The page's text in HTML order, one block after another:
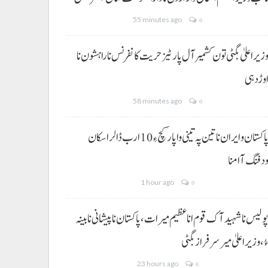
55 minutes ago 0
وزیر اعلیٰ بگٹی تون کشمیر آل پارٹیز حریت کانفرنس نا راہشون نا
اوڑدہی
58 minutes ago 0
پاکستان و ایران نا تین پہ تینی واپار کچ ءِ 10 ارب ڈالر اسکان
ودفنگ آ امنا
1 hour ago 0
پولیس نا شہید آک قوم انا عظیم میرات، پاکستان نا پیشانی نا بینہ
ءُ،وزیراعلیٰ میر سرفراز بگٹی
23 hours ago 0